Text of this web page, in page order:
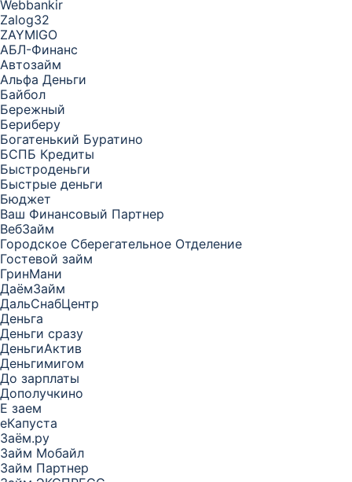
Webbankir
Zalog32
ZAYMIGO
АБЛ-Финанс
Автозайм
Альфа Деньги
Байбол
Бережный
Бериберу
Богатенький Буратино
БСПБ Кредиты
Быстроденьги
Быстрые деньги
Бюджет
Ваш Финансовый Партнер
ВебЗайм
Городское Сберегательное Отделение
Гостевой займ
ГринМани
ДаёмЗайм
ДальСнабЦентр
Деньга
Деньги сразу
ДеньгиАктив
Деньгимигом
До зарплаты
Дополучкино
Е заем
еКапуста
Заём.ру
Займ Мобайл
Займ Партнер